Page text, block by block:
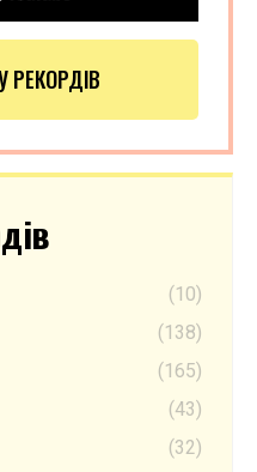
РЕКОРДІВ
(10)
(138)
(165)
(43)
(32)